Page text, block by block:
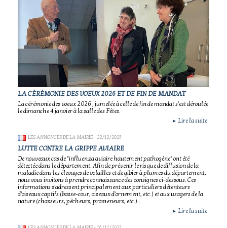
LA CÉRÉMONIE DES VOEUX 2026 ET DE FIN DE MANDAT
La cérémonie des voeux 2026 , jumelée à celle de fin de mandat s'est déroulée
le dimanche 4 janvier à la salle des Fêtes.
► Lire la suite
LES ANNONCES DE LA MAIRIE- 22/12/2025
LUTTE CONTRE LA GRIPPE AVIAIRE
De nouveaux cas de "influenza aviaire hautement pathogène" ont été
détectée dans le département. Afin de prévenir le risque de diffusion de la
maladie dans les élevages de volailles et de gibier à plumes du département,
nous vous invitons à prendre connaissance des consignes ci-dessous. Ces
informations s'adressent principalement aux particuliers détenteurs
d'oiseaux captifs (basse-cour, oiseaux d'ornement, etc.) et aux usagers de la
nature (chasseurs, pêcheurs, promeneurs, etc.)..
► Lire la suite